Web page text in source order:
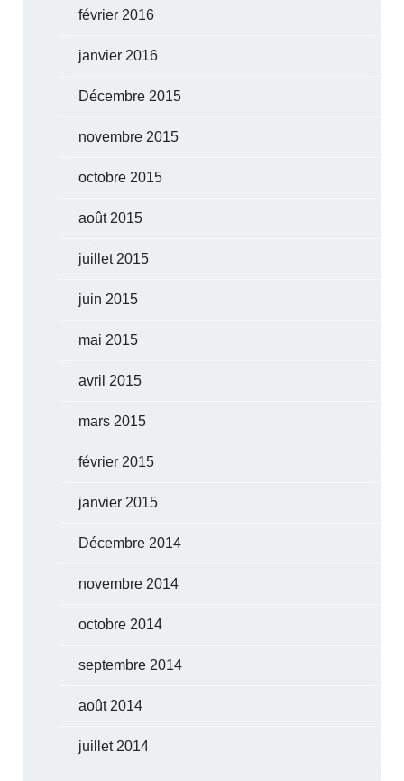
février 2016
janvier 2016
Décembre 2015
novembre 2015
octobre 2015
août 2015
juillet 2015
juin 2015
mai 2015
avril 2015
mars 2015
février 2015
janvier 2015
Décembre 2014
novembre 2014
octobre 2014
septembre 2014
août 2014
juillet 2014